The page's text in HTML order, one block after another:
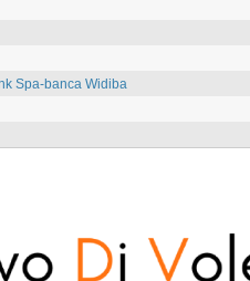
Spa-banca Widiba